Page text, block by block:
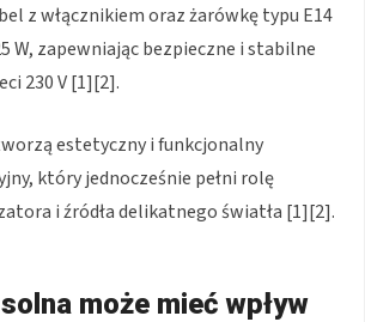
z włącznikiem oraz żarówkę typu E14
W, zapewniając bezpieczne i stabilne
230 V [1][2].
estetyczny i funkcjonalny
który jednocześnie pełni rolę
i źródła delikatnego światła [1][2].
może mieć wpływ